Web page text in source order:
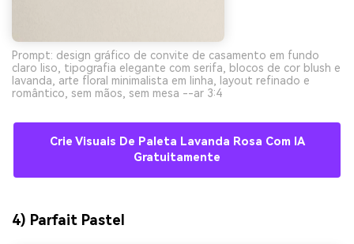
Prompt: design gráfico de convite de casamento em fundo
claro liso, tipografia elegante com serifa, blocos de cor blush e
lavanda, arte floral minimalista em linha, layout refinado e
romântico, sem mãos, sem mesa --ar 3:4
Crie Visuais De Paleta Lavanda Rosa Com IA
Gratuitamente
4) Parfait Pastel